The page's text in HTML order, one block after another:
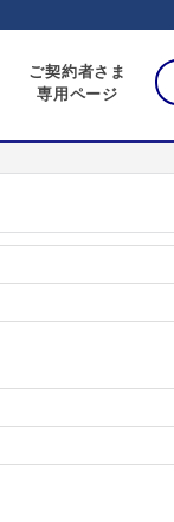
ご契約者さま
専用ページ